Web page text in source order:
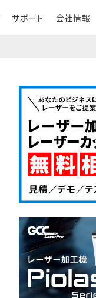
サポート 会社情報